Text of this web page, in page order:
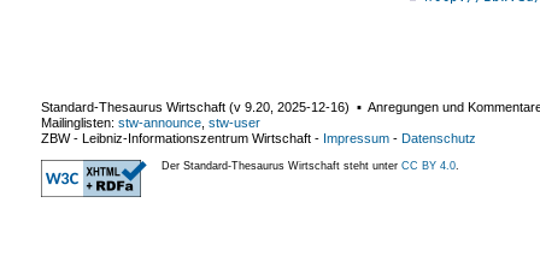
Standard-Thesaurus Wirtschaft (v 9.20 2025-12-16) ▪ Anregungen und
Mailinglisten: stw-announce stw-user
ZBW - Leibniz-Informationszentrum Wirtschaft - Impressum - Datenschutz
Der Standard-Thesaurus Wirtschaft steht unter CC BY 4.0